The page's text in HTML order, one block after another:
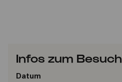
Infos zum Besuch
Datum